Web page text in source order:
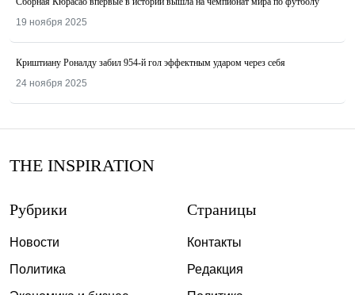
19 ноября 2025
Криштиану Роналду забил 954-й гол эффектным ударом через себя
24 ноября 2025
THE INSPIRATION
Рубрики
Новости
Политика
Страницы
Контакты
Редакция